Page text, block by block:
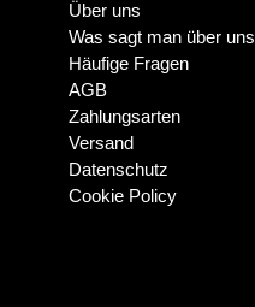
Über uns
Was sagt man über uns
Häufige Fragen
AGB
Zahlungsarten
Versand
Datenschutz
Cookie Policy